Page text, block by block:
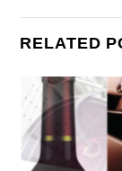
RELATED